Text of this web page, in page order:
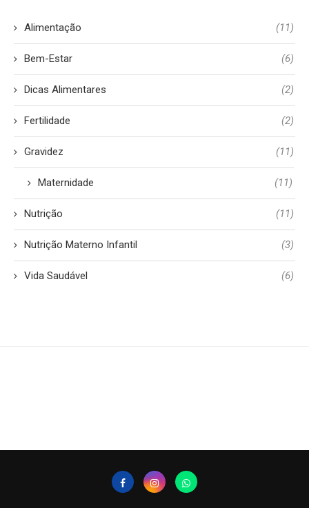
Alimentação (11)
Bem-Estar (6)
Dicas Alimentares (2)
Fertilidade (2)
Gravidez (11)
Maternidade (11)
Nutrição (11)
Nutrição Materno Infantil (3)
Vida Saudável (6)